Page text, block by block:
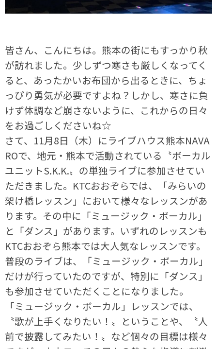
皆さん、こんにちは。熊本の街にもすっかり秋
が訪れました。少しずつ寒さも厳しくなってく
ると、あったかいお布団から出るときに、ちょ
っぴり勇気が必要ですよね？しかし、寒さに負
けず体調など崩さないように、これからの日々
をお過ごしくださいね☆
さて、11月8日（木）にライブハウス熊本NAVA
ROで、地元・熊本で活動されている〝ボーカル
ユニットS.K.K.〟の単独ライブに参加させてい
ただきました。KTCおおぞらでは、「みらいの
架け橋レッスン」において様々なレッスンがあ
ります。その中に「ミュージック・ボーカル」
と「ダンス」があります。いずれのレッスンも
KTCおおぞら熊本では大人気なレッスンです。
普段のライブは、「ミュージック・ボーカル」
だけが行っていたのですが、特別に「ダンス」
も参加させていただくことになりました。
「ミュージック・ボーカル」レッスンでは、
〝歌が上手くなりたい！〟ということや、〝人
前で披露してみたい！〟など個々の目標は様々